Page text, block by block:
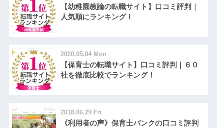
【幼稚園教諭の転職サイト】口コミ評判｜
人気順にランキング！
2020.05.04 Mon
【保育士の転職サイト】口コミ評判｜６０
社を徹底比較でランキング！
2018.06.29 Fri
《利用者の声》保育士バンクの口コミ評判